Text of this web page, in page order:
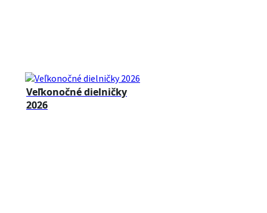
Veľkonočné dielničky
2026